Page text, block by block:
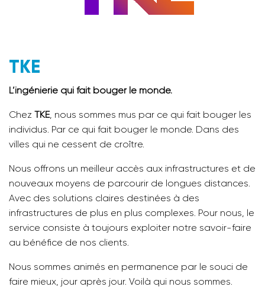
TKE
L’ingénierie qui fait bouger le monde.
Chez TKE, nous sommes mus par ce qui fait bouger les
individus. Par ce qui fait bouger le monde. Dans des
villes qui ne cessent de croître.
Nous offrons un meilleur accès aux infrastructures et de
nouveaux moyens de parcourir de longues distances.
Avec des solutions claires destinées à des
infrastructures de plus en plus complexes. Pour nous, le
service consiste à toujours exploiter notre savoir-faire
au bénéfice de nos clients.
Nous sommes animés en permanence par le souci de
faire mieux, jour après jour. Voilà qui nous sommes.